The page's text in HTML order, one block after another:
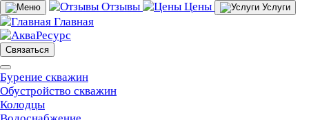
Отзывы Цены Услуги
Главная
Связаться
Бурение скважин
Обустройство скважин
Колодцы